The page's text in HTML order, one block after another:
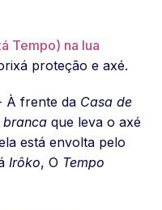
Tempo) na lua
proteção e axé.
À frente da Casa de
branca que leva o axé
está envolta pelo
Irôko, O Tempo